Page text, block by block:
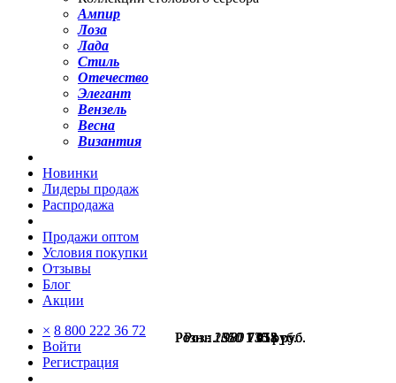
Розн.:2610 1 958руб.
Розн.:980 735руб.
Розн.:980 735руб.
Розн.:1350 1 013руб.
Розн.:1350 1 013руб.
Ампир
Лоза
Лада
Стиль
Отечество
Элегант
Вензель
Весна
Византия
Новинки
Лидеры продаж
Распродажа
Продажи оптом
Условия покупки
Отзывы
Блог
Акции
× 8 800 222 36 72
Войти
Регистрация